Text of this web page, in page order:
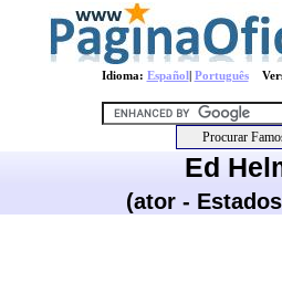
Idioma: Español| Português
Ed
(ator -